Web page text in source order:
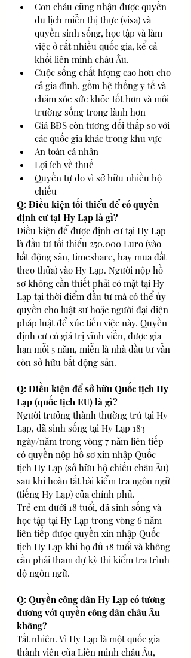
Con cháu cũng nhận được quyền
du lịch miễn thị thực (visa) và
quyền sinh sống, học tập và làm
việc ở rất nhiều quốc gia, kể cả
khối liên minh châu Âu.
Cuộc sống chất lượng cao hơn cho
cả gia đình, gồm hệ thống y tế và
chăm sóc sức khỏe tốt hơn và môi
trường sống trong lành hơn
Giá BĐS còn tương đối thấp so với
các quốc gia khác trong khu vực
An toàn cá nhân
Lợi ích về thuế
Quyền tự do vì sở hữu nhiều hộ
chiếu
Q: Điều kiện tối thiểu để có quyền
định cư tại Hy Lạp là gì?
Điều kiện để được định cư tại Hy Lạp
là đầu tư tối thiểu 250.000 Euro (vào
bất động sản, timeshare, hay mua đất
theo thửa) vào Hy Lạp. Người nộp hồ
sơ không cần thiết phải có mặt tại Hy
Lạp tại thời điểm đầu tư mà có thể ủy
quyền cho luật sư hoặc người đại diện
pháp luật để xúc tiến việc này. Quyền
định cư có giá trị vĩnh viễn, được gia
hạn mỗi 5 năm, miễn là nhà đầu tư vẫn
còn sở hữu bất động sản.
Q: Điều kiện để sở hữu Quốc tịch Hy
Lạp (quốc tịch EU) là gì?
Người trưởng thành thường trú tại Hy
Lạp, đã sinh sống tại Hy Lạp 183
ngày/năm trong vòng 7 năm liên tiếp
có quyền nộp hồ sơ xin nhập Quốc
tịch Hy Lạp (sở hữu hộ chiếu châu Âu)
sau khi hoàn tất bài kiểm tra ngôn ngữ
(tiếng Hy Lạp) của chính phủ.
Trẻ em dưới 18 tuổi, đã sinh sống và
học tập tại Hy Lạp trong vòng 6 năm
liên tiếp được quyền xin nhập Quốc
tịch Hy Lạp khi họ đủ 18 tuổi và không
cần phải tham dự kỳ thi kiểm tra trình
độ ngôn ngữ.
Q: Quyền công dân Hy Lạp có tương
đương với quyền công dân châu Âu
không?
Tất nhiên. Vì Hy Lạp là một quốc gia
thành viên của Liên minh châu Âu,